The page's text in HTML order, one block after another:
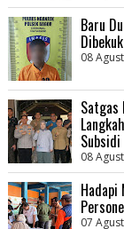
Baru
08
Satgas
Subsidi
08
Hadapi
07